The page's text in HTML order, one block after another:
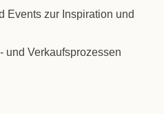
Events zur Inspiration und
und Verkaufsprozessen